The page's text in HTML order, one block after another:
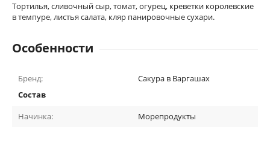
Тортилья, сливочный сыр, томат, огурец, креветки королевские
в темпуре, листья салата, кляр панировочные сухари.
Особенности
Бренд:
Сакура в Варгашах
Состав
Начинка:
Морепродукты